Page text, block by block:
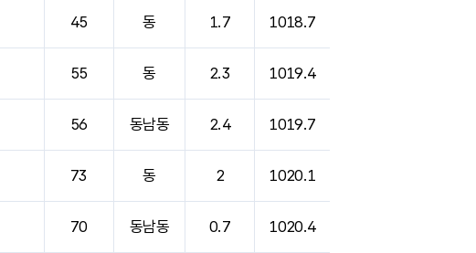
45 동 1.7 1018.7
55 동 2.3 1019.4
56 동남동 2.4 1019.7
73 동 2 1020.1
70 동남동 0.7 1020.4